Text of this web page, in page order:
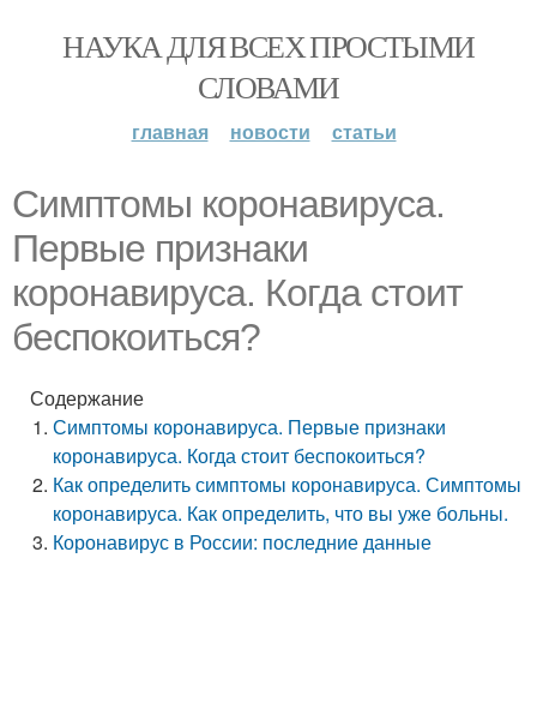
НАУКА ДЛЯ ВСЕХ ПРОСТЫМИ
СЛОВАМИ
главная новости статьи
Симптомы коронавируса.
Первые признаки
коронавируса. Когда стоит
беспокоиться?
Содержание
Симптомы коронавируса. Первые признаки
коронавируса. Когда стоит беспокоиться?
Как определить симптомы коронавируса. Симптомы
коронавируса. Как определить, что вы уже больны.
Коронавирус в России: последние данные